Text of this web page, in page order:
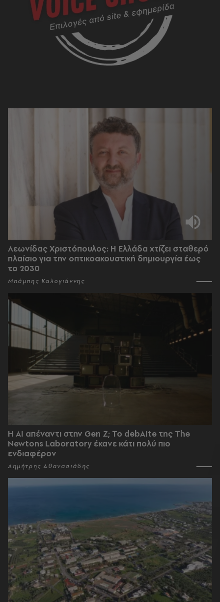
Λεωνίδας Χριστόπουλος: Η Ελλάδα χτίζει σταθερό
πλαίσιο για την οπτικοακουστική δημιουργία έως
το 2030
Μπάμπης Καλογιάννης
Η AI απέναντι στην Gen Z; Το debAIte της The
Newtons Laboratory έκανε κάτι πολύ πιο
ενδιαφέρον
Δημήτρης Αθανασιάδης